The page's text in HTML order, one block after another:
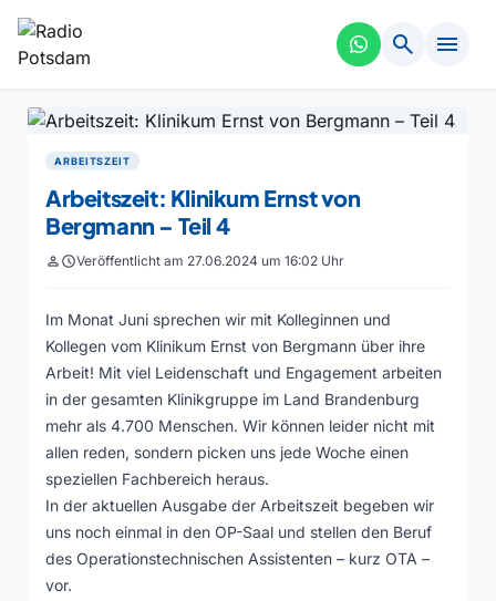
search menu
ARBEITSZEIT
Arbeitszeit: Klinikum Ernst von
Bergmann – Teil 4
personscheduleVeröffentlicht am 27.06.2024 um 16:02 Uhr
Im Monat Juni sprechen wir mit Kolleginnen und
Kollegen vom Klinikum Ernst von Bergmann über ihre
Arbeit! Mit viel Leidenschaft und Engagement arbeiten
in der gesamten Klinikgruppe im Land Brandenburg
mehr als 4.700 Menschen. Wir können leider nicht mit
allen reden, sondern picken uns jede Woche einen
speziellen Fachbereich heraus.
In der aktuellen Ausgabe der Arbeitszeit begeben wir
uns noch einmal in den OP-Saal und stellen den Beruf
des Operationstechnischen Assistenten – kurz OTA –
vor.